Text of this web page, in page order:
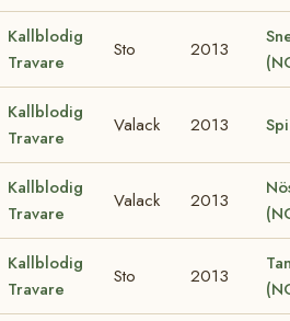
Kallblodig
Travare
Sto 2013
Kallblodig
Travare
Valack 2013
Kallblodig
Travare
Valack 2013
Kallblodig
Travare
Sto 2013